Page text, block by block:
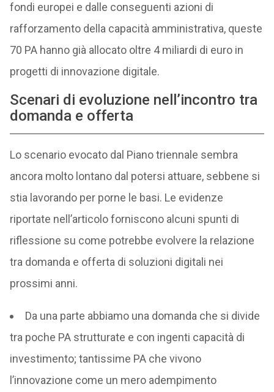
fondi europei e dalle conseguenti azioni di
rafforzamento della capacità amministrativa, queste
70 PA hanno già allocato oltre 4 miliardi di euro in
progetti di innovazione digitale.
Scenari di evoluzione nell’incontro tra
domanda e offerta
Lo scenario evocato dal Piano triennale sembra
ancora molto lontano dal potersi attuare, sebbene si
stia lavorando per porne le basi. Le evidenze
riportate nell’articolo forniscono alcuni spunti di
riflessione su come potrebbe evolvere la relazione
tra domanda e offerta di soluzioni digitali nei
prossimi anni.
Da una parte abbiamo una domanda che si divide
tra poche PA strutturate e con ingenti capacità di
investimento; tantissime PA che vivono
l’innovazione come un mero adempimento